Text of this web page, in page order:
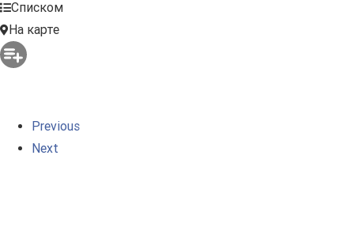
Списком
На карте
Previous
Next